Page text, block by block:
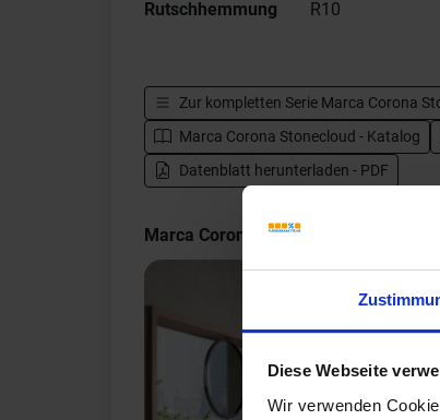
Diese Webseite
Wir verwenden
Rutschhemmung
R10
Zur kompletten Serie Marca Corona
Marca Corona Stonecloud - Katalog
Datenblatt herunterladen - PDF
Marca Corona Stonecloud